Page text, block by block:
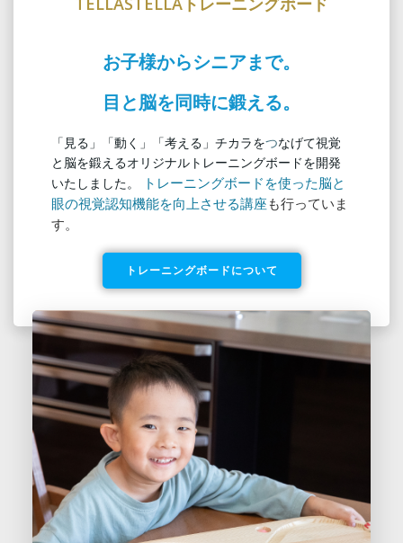
お子様からシニアまで。
目と脳を同時に鍛える。
「見る」「動く」「考える」チカラをつなげて視覚
と脳を鍛えるオリジナルトレーニングボードを開発
いたしました。
トレーニングボードを使った脳と
眼の視覚認知機能を向上させる講座 も行っていま
す。
トレーニングボードについて